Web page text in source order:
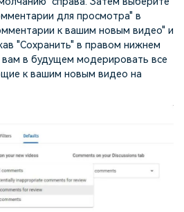
для просмотра" в
к вашим новым видео" и
"Сохранить" в правом нижнем
вам в будущем модерировать все
к вашим новым видео на